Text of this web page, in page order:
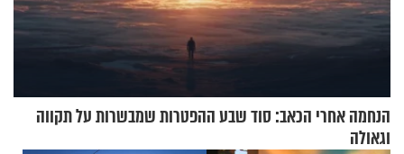
הנחמה אחרי הכאב: סוד שבע ההפטרות שמבשרות על תקווה
וגאולה